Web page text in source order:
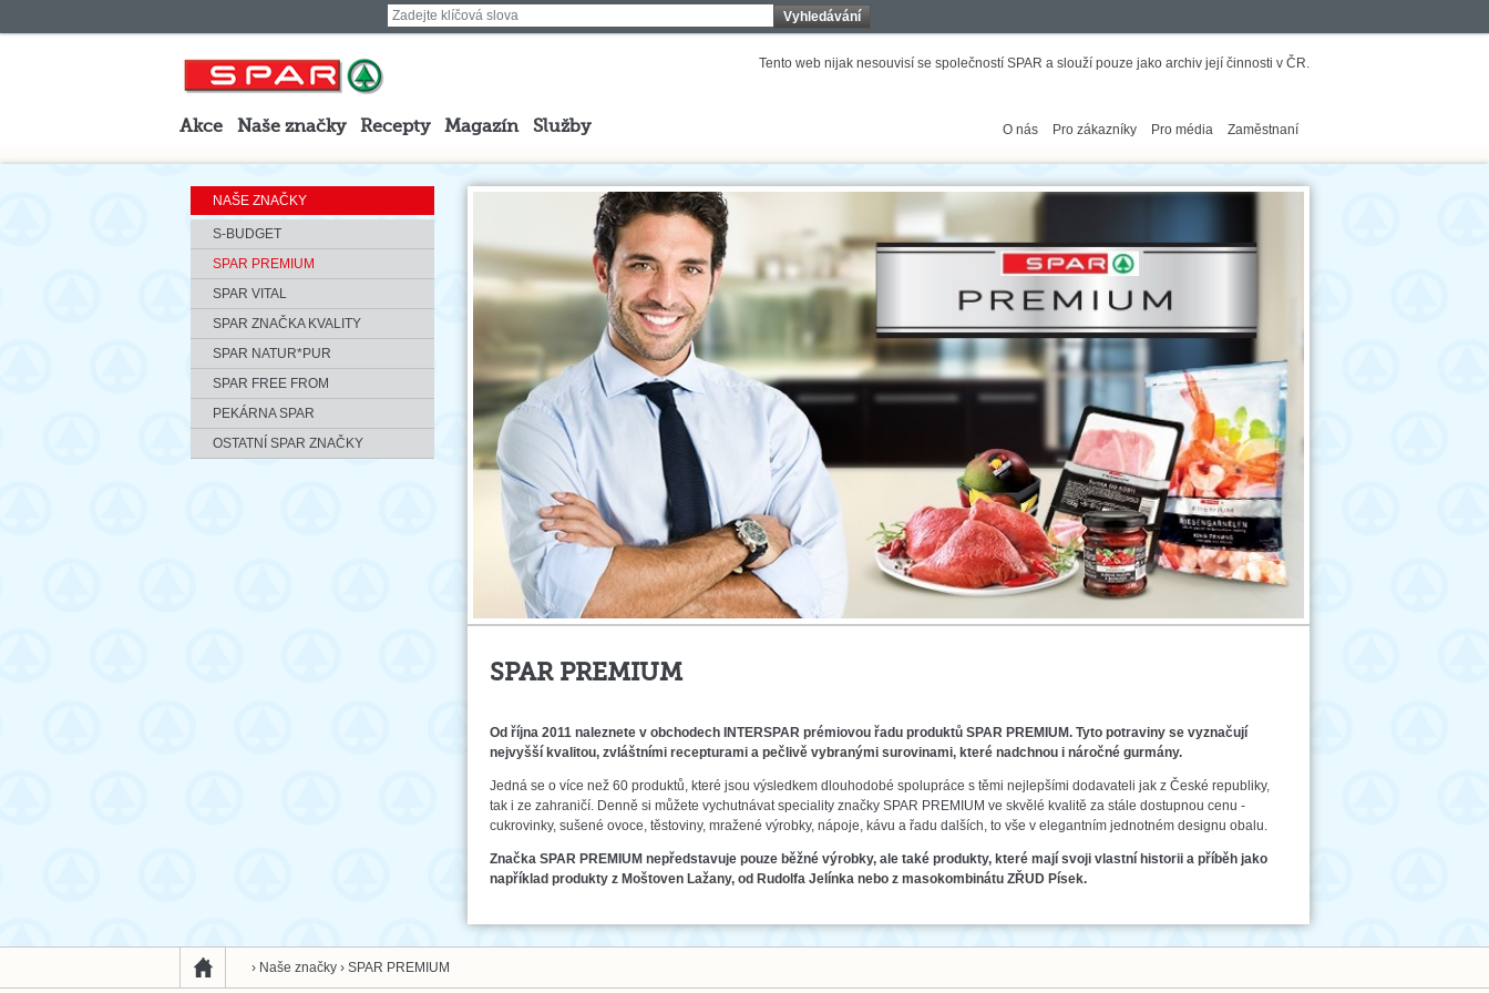
Vyhledávání
Tento web nijak nesouvisí se společností SPAR a slouží pouze jako archiv její činnosti v ČR.
O nás Pro zákazníky Pro média Zaměstnaní
Akce Naše značky Recepty Magazín Služby
NAŠE ZNAČKY
S-BUDGET
SPAR PREMIUM
SPAR VITAL
SPAR ZNAČKA KVALITY
SPAR NATUR*PUR
SPAR FREE FROM
PEKÁRNA SPAR
OSTATNÍ SPAR ZNAČKY
SPAR PREMIUM
Od října 2011 naleznete v obchodech INTERSPAR prémiovou řadu produktů SPAR PREMIUM. Tyto potraviny se vyznačují
nejvyšší kvalitou, zvláštními recepturami a pečlivě vybranými surovinami, které nadchnou i náročné gurmány.
Jedná se o více než 60 produktů, které jsou výsledkem dlouhodobé spolupráce s těmi nejlepšími dodavateli jak z České republiky,
tak i ze zahraničí. Denně si můžete vychutnávat speciality značky SPAR PREMIUM ve skvělé kvalitě za stále dostupnou cenu -
cukrovinky, sušené ovoce, těstoviny, mražené výrobky, nápoje, kávu a řadu dalších, to vše v elegantním jednotném designu obalu.
Značka SPAR PREMIUM nepředstavuje pouze běžné výrobky, ale také produkty, které mají svoji vlastní historii a příběh jako
například produkty z Moštoven Lažany, od Rudolfa Jelínka nebo z masokombinátu ZŘUD Písek.
› Naše značky › SPAR PREMIUM